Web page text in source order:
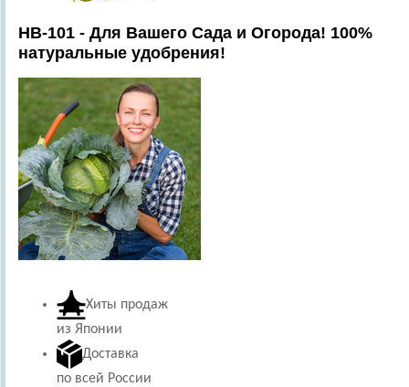
HB-101 - Для Вашего Сада и Огорода! 100%
натуральные удобрения!
Хиты продаж
из Японии
Доставка
по всей России